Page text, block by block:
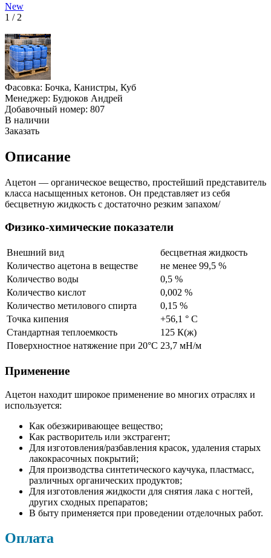
New
1 / 2
Фасовка: Бочка, Канистры, Куб
Менеджер: Будюков Андрей
Добавочный номер: 807
В наличии
Заказать
Описание
Ацетон — органическое вещество, простейший представитель
класса насыщенных кетонов. Он представляет из себя
бесцветную жидкость с достаточно резким запахом/
Физико-химические показатели
Внешний вид
бесцветная жидкость
Количество ацетона в веществе
не менее 99,5 %
Количество воды
0,5 %
Количество кислот
0,002 %
Количество метилового спирта
0,15 %
Точка кипения
+56,1 ° С
Стандартная теплоемкость
125 К(ж)
Поверхностное натяжение при 20°C 23,7 мН/м
Применение
Ацетон находит широкое применение во многих отраслях и
используется:
Как обезжиривающее вещество;
Как растворитель или экстрагент;
Для изготовления/разбавления красок, удаления старых
лакокрасочных покрытий;
Для производства синтетического каучука, пластмасс,
различных органических продуктов;
Для изготовления жидкости для снятия лака с ногтей,
других сходных препаратов;
В быту применяется при проведении отделочных работ.
Оплата